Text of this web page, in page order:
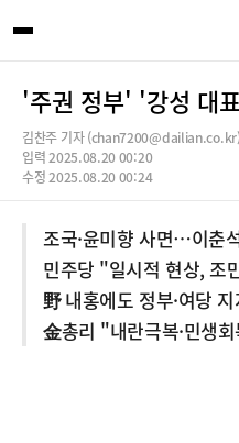
'주권 정부' '강성 대
김찬주 기자 (chan7200@dailian.co.kr)
입력 2025.08.20 00:20
수정 2025.08.20 00:24
조국·윤미향 사면…이춘
민주당 "일시적 현상, 조
野 내홍에도 정부·여당
金총리 "내란극복·민생